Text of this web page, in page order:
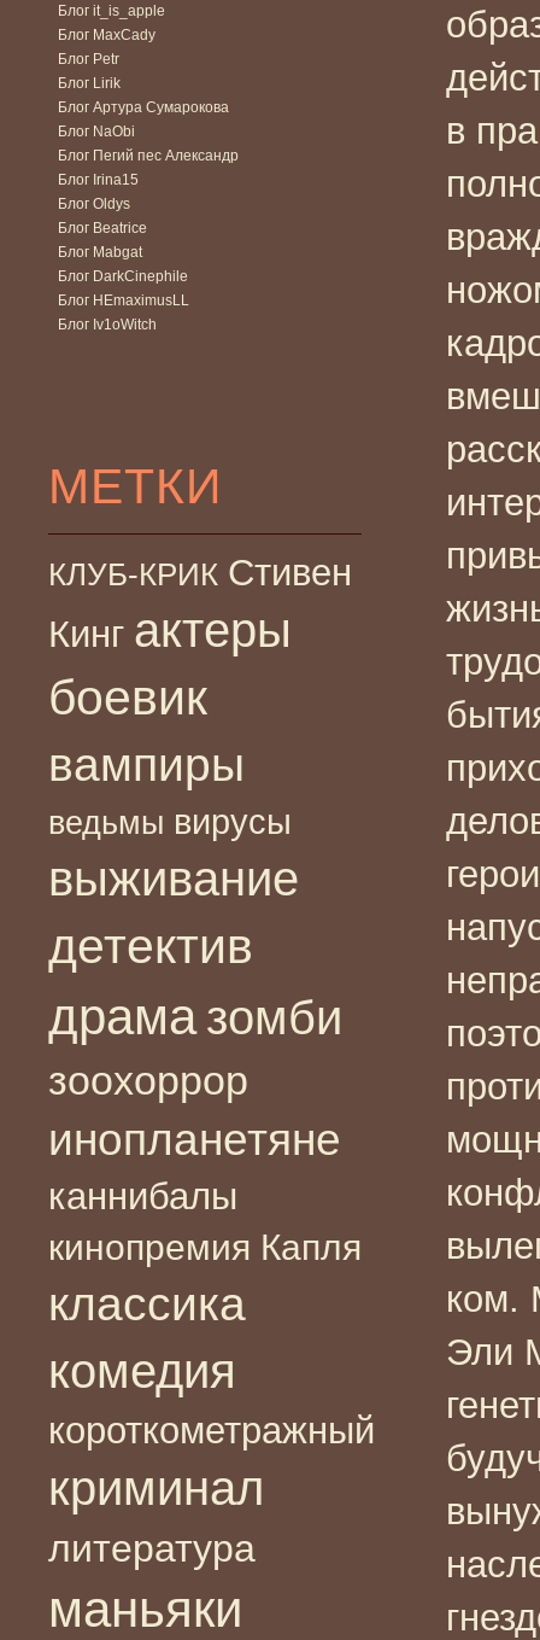
Блог it_is_apple
Блог MaxCady
Блог Petr
Блог Lirik
Блог Артура Сумарокова
Блог NaObi
Блог Пегий пес Александр
Блог Irina15
Блог Oldys
Блог Beatrice
Блог Mabgat
Блог DarkCinephile
Блог HEmaximusLL
Блог Iv1oWitch
МЕТКИ
КЛУБ-КРИК Стивен
Кинг актеры
боевик
вампиры
ведьмы вирусы
выживание
детектив
драма зомби
зоохоррор
инопланетяне
каннибалы
кинопремия Капля
классика
комедия
короткометражный
криминал
литература
маньяки
в
ком.
Эли